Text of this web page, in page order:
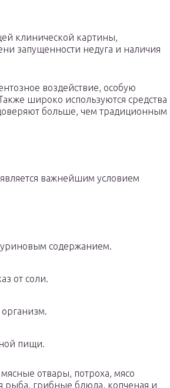
клинической картины,
запущенности недуга и наличия
воздействие, особую
широко используются средства
больше, чем традиционным
важнейшим условием
содержанием.
от соли.
пищи.
отвары, потроха, мясо
рыба, грибные блюда, копченая и